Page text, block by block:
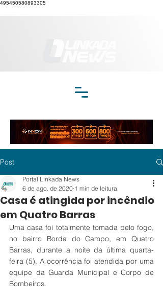
495450580893305
Post
Casa é atingida por incêndio
em Quatro Barras
Portal Linkada News
6 de ago. de 2020 1 min de leitura
Uma casa foi totalmente tomada pelo fogo,
no bairro Borda do Campo, em Quatro
Barras, durante a noite da última quarta-
feira (5). A ocorrência foi atendida por uma
equipe da Guarda Municipal e Corpo de
Bombeiros.